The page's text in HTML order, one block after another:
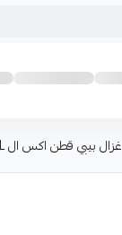
غزال بيبي قطن اكس ال Gazzal baby cotton XL